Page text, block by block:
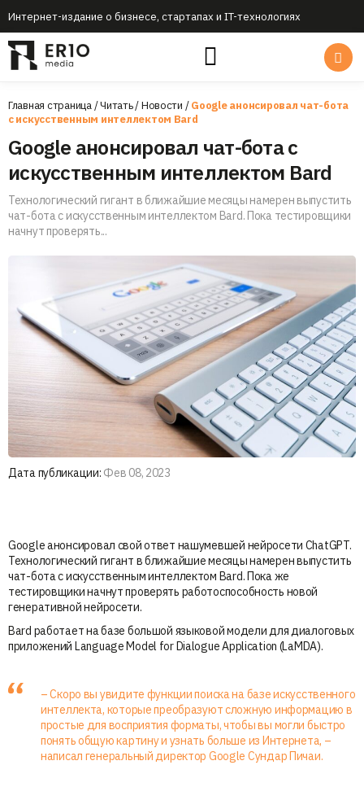
Интернет-издание о бизнесе, стартапах и IT-технологиях
Главная страница/Читать/Новости /Google анонсировал чат-бота
с искусственным интеллектом Bard
Google анонсировал чат-бота с
искусственным интеллектом Bard
Технологический гигант в ближайшие месяцы намерен выпустить
чат-бота с искусственным интеллектом Bard. Пока тестировщики
начнут проверять...
Дата публикации: Фев 08, 2023
Google анонсировал свой ответ нашумевшей нейросети ChatGPT.
Технологический гигант в ближайшие месяцы намерен выпустить
чат-бота с искусственным интеллектом Bard. Пока же
тестировщики начнут проверять работоспособность новой
генеративной нейросети.
Bard работает на базе большой языковой модели для диалоговых
приложений Language Model for Dialogue Application (LaMDA).
– Скоро вы увидите функции поиска на базе искусственного
интеллекта, которые преобразуют сложную информацию в
простые для восприятия форматы, чтобы вы могли быстро
понять общую картину и узнать больше из Интернета, –
написал генеральный директор Google Сундар Пичаи.